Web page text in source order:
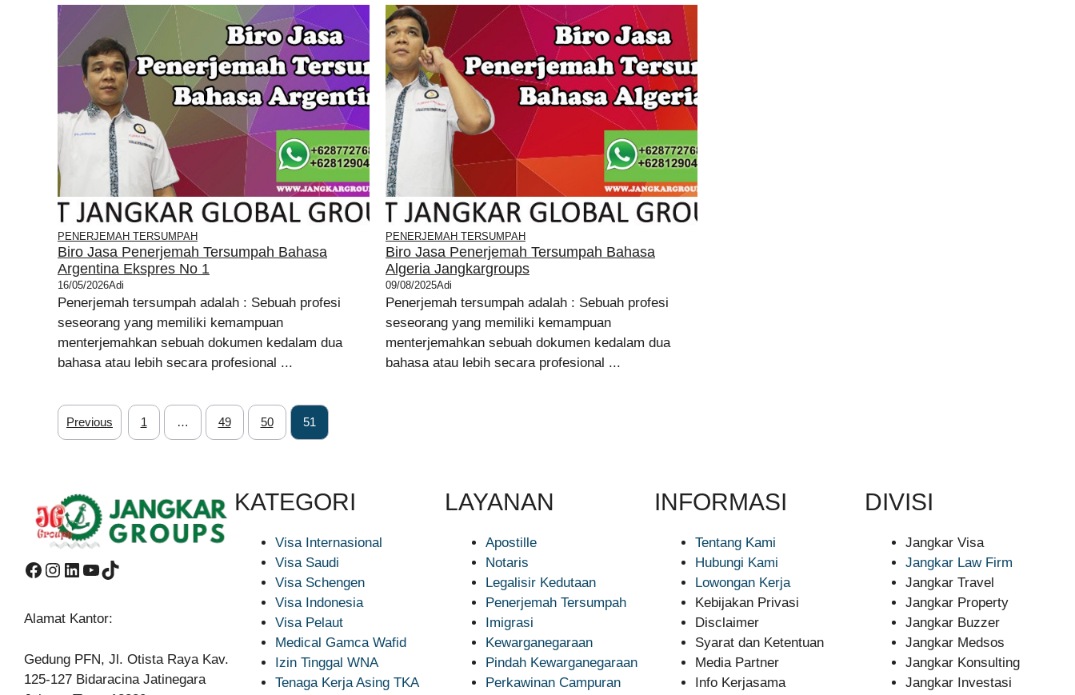
PENERJEMAH TERSUMPAH
Biro Jasa Penerjemah Tersumpah Bahasa
Argentina Ekspres No 1
16/05/2026Adi
Penerjemah tersumpah adalah : Sebuah profesi
seseorang yang memiliki kemampuan
menterjemahkan sebuah dokumen kedalam dua
bahasa atau lebih secara profesional ...
PENERJEMAH TERSUMPAH
Biro Jasa Penerjemah Tersumpah Bahasa
Algeria Jangkargroups
09/08/2025Adi
Penerjemah tersumpah adalah : Sebuah profesi
seseorang yang memiliki kemampuan
menterjemahkan sebuah dokumen kedalam dua
bahasa atau lebih secara profesional ...
Previous 1 … 49 50 51
Facebook
Instagram
LinkedIn
YouTube
TikTok
Alamat Kantor:
Gedung PFN, Jl. Otista Raya Kav.
125-127 Bidaracina Jatinegara
KATEGORI
Visa Internasional
Visa Saudi
Visa Schengen
Visa Indonesia
Visa Pelaut
Medical Gamca Wafid
Izin Tinggal WNA
Tenaga Kerja Asing TKA
LAYANAN
Apostille
Notaris
Legalisir Kedutaan
Penerjemah Tersumpah
Imigrasi
Kewarganegaraan
Pindah Kewarganegaraan
Perkawinan Campuran
INFORMASI
Tentang Kami
Hubungi Kami
Lowongan Kerja
Kebijakan Privasi
Disclaimer
Syarat dan Ketentuan
Media Partner
Info Kerjasama
DIVISI
Jangkar Visa
Jangkar Law Firm
Jangkar Travel
Jangkar Property
Jangkar Buzzer
Jangkar Medsos
Jangkar Konsulting
Jangkar Investasi